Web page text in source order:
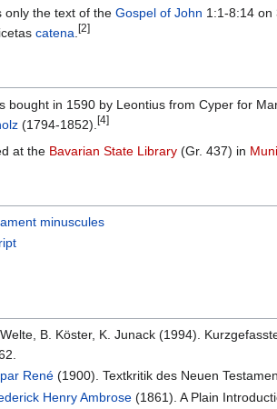
only the text of the Gospel of John 1:1-8:14 on
catena. [2]
bought in 1590 by Leontius from Cyper for
(1794-1852). [4]
at the Bavarian State Library (Gr. 437) in
minuscules
B. Köster, K. Junack (1994).
René (1900). Textkritik des Neuen
Henry Ambrose (1861). A Plain